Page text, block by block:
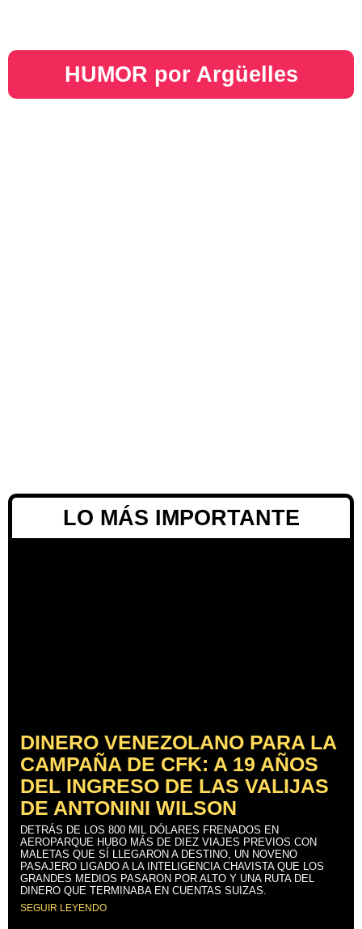
HUMOR por Argüelles​
LO MÁS IMPORTANTE
DINERO VENEZOLANO PARA LA
CAMPAÑA DE CFK: A 19 AÑOS
DEL INGRESO DE LAS VALIJAS
DE ANTONINI WILSON
DETRÁS DE LOS 800 MIL DÓLARES FRENADOS EN
AEROPARQUE HUBO MÁS DE DIEZ VIAJES PREVIOS CON
MALETAS QUE SÍ LLEGARON A DESTINO, UN NOVENO
PASAJERO LIGADO A LA INTELIGENCIA CHAVISTA QUE LOS
GRANDES MEDIOS PASARON POR ALTO Y UNA RUTA DEL
DINERO QUE TERMINABA EN CUENTAS SUIZAS.
SEGUIR LEYENDO